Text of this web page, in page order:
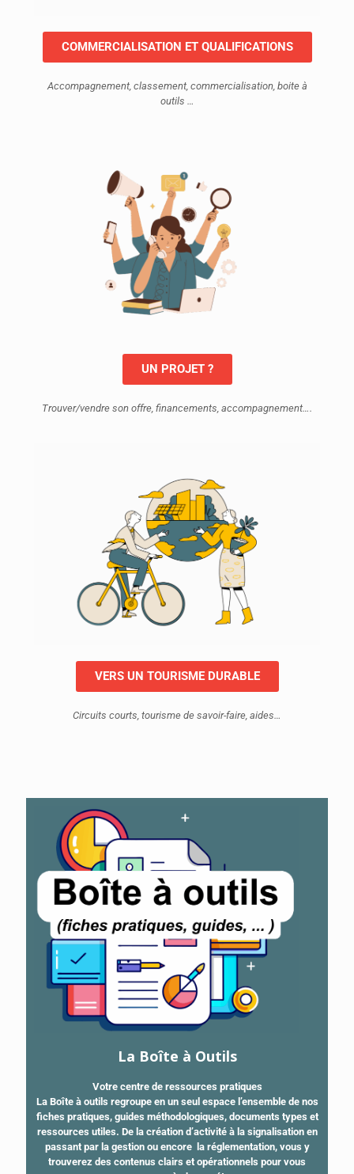
COMMERCIALISATION ET QUALIFICATIONS
Accompagnement, classement, commercialisation, boite à
outils …
UN PROJET ?
Trouver/vendre son offre, financements, accompagnement….
VERS UN TOURISME DURABLE
Circuits courts, tourisme de savoir-faire, aides…
La Boîte à Outils
Votre centre de ressources pratiques
La Boîte à outils regroupe en un seul espace l’ensemble de nos
fiches pratiques, guides méthodologiques, documents types et
ressources utiles. De la création d’activité à la signalisation en
passant par la gestion ou encore la réglementation, vous y
trouverez des contenus clairs et opérationnels pour vous